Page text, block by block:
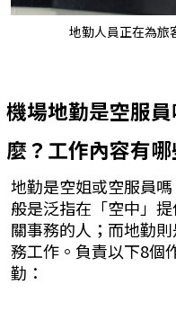
地勤人員正在為旅
機場地勤是空服
麼？工作內容有
地勤是空姐或空服員
般是泛指在「空中」
關事務的人；而地勤
務工作。負責以下8個
勤：